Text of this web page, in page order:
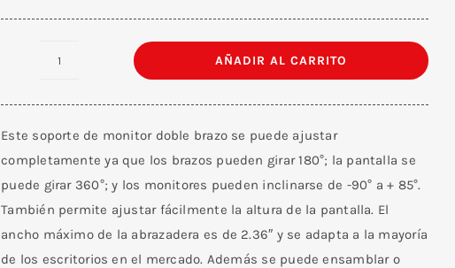
Doble
y
Monitor
cantidad
AÑADIR AL CARRITO
Este soporte de monitor doble brazo se puede ajustar
completamente ya que los brazos pueden girar 180°; la pantalla se
puede girar 360°; y los monitores pueden inclinarse de -90° a + 85°.
También permite ajustar fácilmente la altura de la pantalla. El
ancho máximo de la abrazadera es de 2.36″ y se adapta a la mayoría
de los escritorios en el mercado. Además se puede ensamblar o